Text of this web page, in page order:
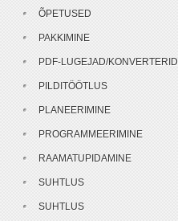
ÕPETUSED
PAKKIMINE
PDF-LUGEJAD/KONVERTERID
PILDITÖÖTLUS
PLANEERIMINE
PROGRAMMEERIMINE
RAAMATUPIDAMINE
SUHTLUS
SUHTLUS